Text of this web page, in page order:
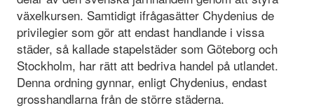
växelkursen. Samtidigt ifrågasätter Chydenius de
privilegier som gör att endast handlande i vissa
städer, så kallade stapelstäder som Göteborg och
Stockholm, har rätt att bedriva handel på utlandet.
Denna ordning gynnar, enligt Chydenius, endast
grosshandlarna från de större städerna.